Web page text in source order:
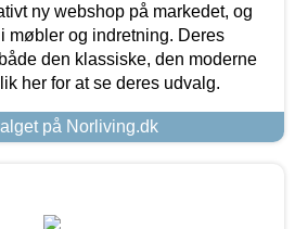
ny webshop på markedet, og
møbler og indretning. Deres
den klassiske, den moderne
her for at se deres udvalg.
på Norliving.dk